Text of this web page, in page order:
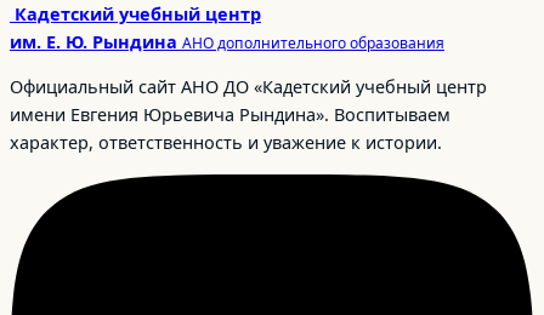
Кадетский учебный центр
им. Е. Ю. Рындина АНО дополнительного образования
Официальный сайт АНО ДО «Кадетский учебный центр
имени Евгения Юрьевича Рындина». Воспитываем
характер, ответственность и уважение к истории.